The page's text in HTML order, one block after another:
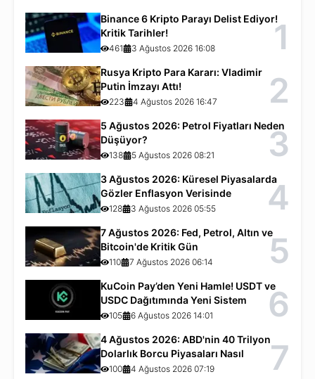
Binance 6 Kripto Parayı Delist Ediyor!
Kritik Tarihler!
461 3 Ağustos 2026 16:08 1
Rusya Kripto Para Kararı: Vladimir
Putin İmzayı Attı!
223 4 Ağustos 2026 16:47 2
5 Ağustos 2026: Petrol Fiyatları Neden
Düşüyor?
138 5 Ağustos 2026 08:21 3
3 Ağustos 2026: Küresel Piyasalarda
Gözler Enflasyon Verisinde
128 3 Ağustos 2026 05:55 4
7 Ağustos 2026: Fed, Petrol, Altın ve
Bitcoin'de Kritik Gün
110 7 Ağustos 2026 06:14 5
KuCoin Pay’den Yeni Hamle! USDT ve
USDC Dağıtımında Yeni Sistem
105 6 Ağustos 2026 14:01 6
4 Ağustos 2026: ABD'nin 40 Trilyon
Dolarlık Borcu Piyasaları Nasıl
Etkiliyor?
100 4 Ağustos 2026 07:19 7